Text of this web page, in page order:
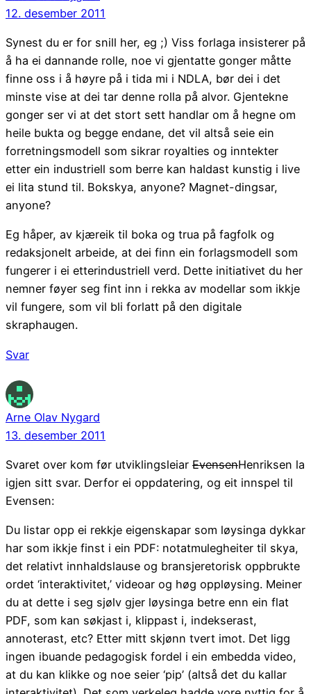
12. desember 2011
Synest du er for snill her, eg ;) Viss forlaga insisterer på
å ha ei dannande rolle, noe vi gjentatte gonger måtte
finne oss i å høyre på i tida mi i NDLA, bør dei i det
minste vise at dei tar denne rolla på alvor. Gjentekne
gonger ser vi at det stort sett handlar om å hegne om
heile bukta og begge endane, det vil altså seie ein
forretningsmodell som sikrar royalties og inntekter
etter ein industriell som berre kan haldast kunstig i live
ei lita stund til. Bokskya, anyone? Magnet-dingsar,
anyone?
Eg håper, av kjæreik til boka og trua på fagfolk og
redaksjonelt arbeide, at dei finn ein forlagsmodell som
fungerer i ei etterindustriell verd. Dette initiativet du her
nemner føyer seg fint inn i rekka av modellar som ikkje
vil fungere, som vil bli forlatt på den digitale
skraphaugen.
Svar
Arne Olav Nygard
13. desember 2011
Svaret over kom før utviklingsleiar EvensenHenriksen la
igjen sitt svar. Derfor ei oppdatering, og eit innspel til
Evensen:
Du listar opp ei rekkje eigenskapar som løysinga dykkar
har som ikkje finst i ein PDF: notatmulegheiter til skya,
det relativt innhaldslause og bransjeretorisk oppbrukte
ordet ‘interaktivitet,’ videoar og høg oppløysing. Meiner
du at dette i seg sjølv gjer løysinga betre enn ein flat
PDF, som kan søkjast i, klippast i, indekserast,
annoterast, etc? Etter mitt skjønn tvert imot. Det ligg
ingen ibuande pedagogisk fordel i ein embedda video,
at du kan klikke og noe seier ‘pip’ (altså det du kallar